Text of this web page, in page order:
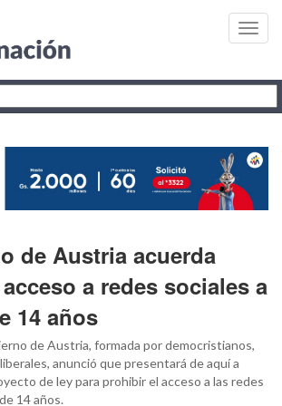
de Austria acuerda
a redes sociales a
14 años
de Austria, formada por democristianos,
anunció que presentará de aquí a
de ley para prohibir el acceso a las redes
14 años.